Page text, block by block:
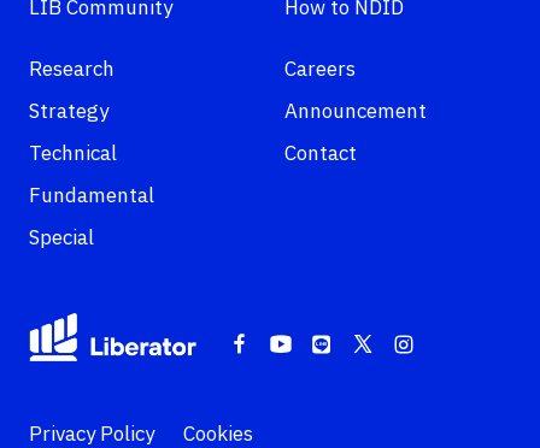
LIB Community
How to NDID
Research
Strategy
Technical
Fundamental
Special
Careers
Announcement
Contact
Privacy Policy Cookies